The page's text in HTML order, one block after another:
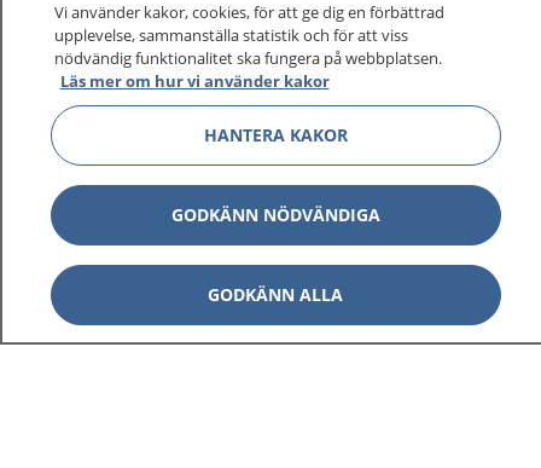
1177 på flera språk
Om 1177 Visa
Kontakt Visa
Behandling av personuppgifter
Vi använder kakor, cookies, för att ge dig en förbättrad
upplevelse, sammanställa statistik och för att viss
nödvändig funktionalitet ska fungera på webbplatsen.
Läs mer om hur vi använder kakor
HANTERA KAKOR
GODKÄNN NÖDVÄNDIGA
GODKÄNN ALLA